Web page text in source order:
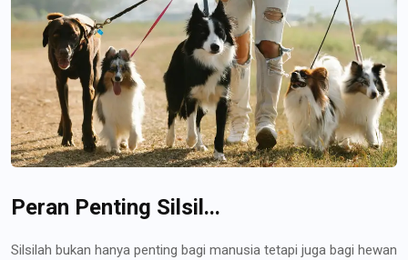
Peran Penting Silsil...
Silsilah bukan hanya penting bagi manusia tetapi juga bagi hewan